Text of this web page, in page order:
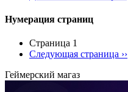
Нумерация страниц
Страница 1
Следующая страница ››
Геймерский магаз